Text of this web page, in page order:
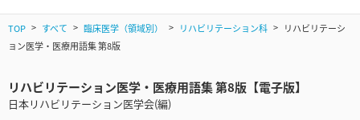
TOP すべて 臨床医学（領域別） リハビリテーション科
リハビリテーシ
ョン医学・医療用語集 第8版
リハビリテーション医学・医療用語集 第8版【電子版】
日本リハビリテーション医学会(編)